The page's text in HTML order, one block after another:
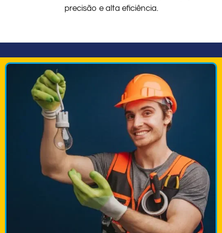
precisão e alta eficiência.